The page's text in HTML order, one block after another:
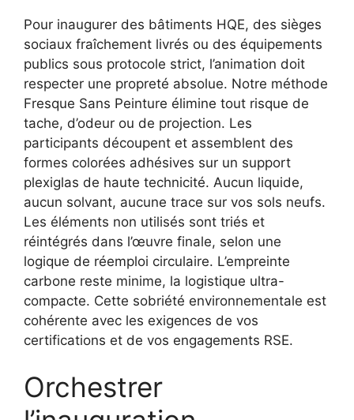
Pour inaugurer des bâtiments HQE, des sièges
sociaux fraîchement livrés ou des équipements
publics sous protocole strict, l’animation doit
respecter une propreté absolue. Notre méthode
Fresque Sans Peinture élimine tout risque de
tache, d’odeur ou de projection. Les
participants découpent et assemblent des
formes colorées adhésives sur un support
plexiglas de haute technicité. Aucun liquide,
aucun solvant, aucune trace sur vos sols neufs.
Les éléments non utilisés sont triés et
réintégrés dans l’œuvre finale, selon une
logique de réemploi circulaire. L’empreinte
carbone reste minime, la logistique ultra-
compacte. Cette sobriété environnementale est
cohérente avec les exigences de vos
certifications et de vos engagements RSE.
Orchestrer